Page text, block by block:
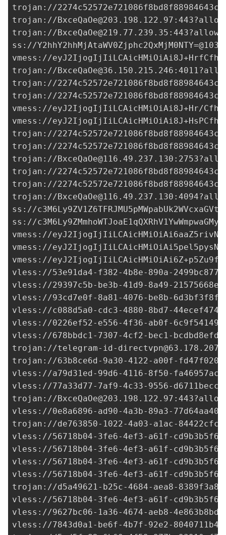
trojan://
trojan://BxceQaOe@203.198.122.97
trojan://BxceQaOe@219.77.239.35
ss://
vmess://
trojan://BxceQaOe@36.150.215.246
trojan://
trojan://
vmess://eyJ2IjogIjIiLCAicHMiOiAi8J+Hr/
vmess://
trojan://
trojan://
trojan://BxceQaOe@116.49.237.130
trojan://
trojan://
trojan://BxceQaOe@116.49.237.130
ss://
ss://
vmess://
vmess://
vmess://
vless://53e91da4-f382-4b8e-890a-
vless://29397c5b-be3b-41d9-8a49-
vless://93cd7e0f-8a81-4076-be8b-
vless://c088d5a0-cdc3-4880-8bd7-
vless://0226ef52-e556-4f36-ab0f-
vless://678bbdc1-7307-4cf2-bec1-
trojan://telegram-id-
trojan://63b8ce6d-9a30-4122-a00f-
vless://a79d31ed-99d6-4116-8f50-
vless://77a33d77-7af9-4c33-9556-
trojan://BxceQaOe@203.198.122.97
vless://0e8a6896-ad90-4a3b-89a3-
trojan://de763850-1022-4a03-a1ac-
vless://56718b04-3fe6-4ef3-a61f-
vless://56718b04-3fe6-4ef3-a61f-
vless://56718b04-3fe6-4ef3-a61f-
vless://56718b04-3fe6-4ef3-a61f-
trojan://d5a49621-b25c-4684-aea8-
vless://56718b04-3fe6-4ef3-a61f-
vless://9627bc06-1a36-4674-aeb8-
vless://7843d0a1-be6f-4b7f-92e2-